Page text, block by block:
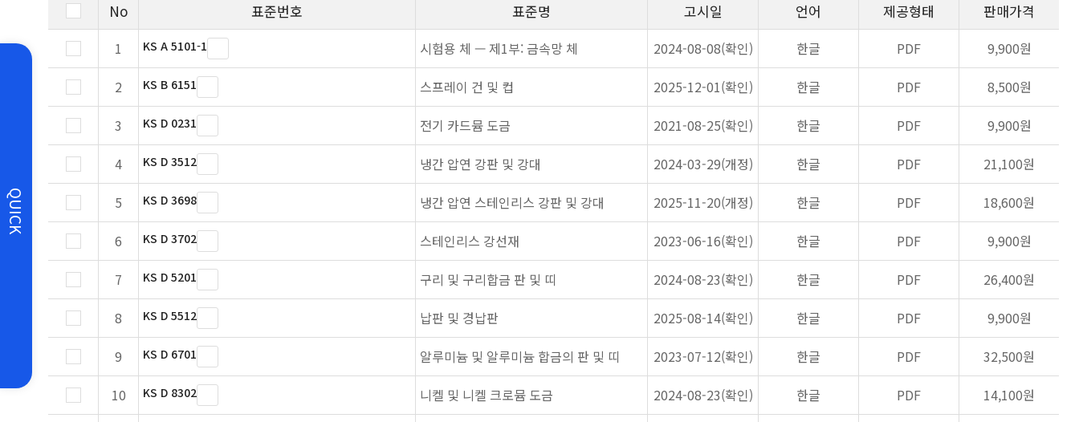
QUICK
No 표준번호 표준명 고시일 언어 제공형태 판매가격
1 KS A 5101-1 시험용 체 — 제1부: 금속망 체 2024-08-08(확인) 한글 PDF
9,900원
2
KS B 6151 스프레이 건 및 컵 2025-12-01(확인) 한글 PDF
8,500원
3
KS D 0231 전기 카드뮴 도금 2021-08-25(확인) 한글 PDF
9,900원
4
KS D 3512 냉간 압연 강판 및 강대 2024-03-29(개정) 한글 PDF
21,100원
5
KS D 3698 냉간 압연 스테인리스 강판 및 강대 2025-11-20(개정) 한글 PDF
18,600원
6
KS D 3702 스테인리스 강선재 2023-06-16(확인) 한글 PDF
9,900원
7
KS D 5201 구리 및 구리합금 판 및 띠 2024-08-23(확인) 한글 PDF
26,400원
8
KS D 5512 납판 및 경납판 2025-08-14(확인) 한글 PDF
9,900원
9
KS D 6701 알루미늄 및 알루미늄 합금의 판 및 띠 2023-07-12(확인) 한글 PDF
32,500원
10
KS D 8302 니켈 및 니켈 크로뮴 도금 2024-08-23(확인) 한글 PDF 14,100원